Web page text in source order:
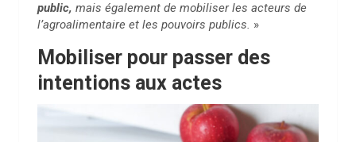
public, mais également de mobiliser les acteurs de
l’agroalimentaire et les pouvoirs publics. »
Mobiliser pour passer des
intentions aux actes